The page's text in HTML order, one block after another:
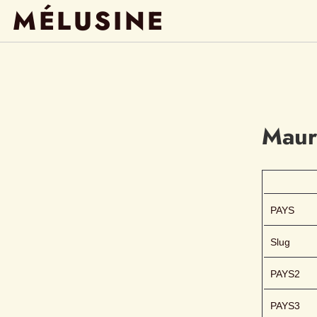
MÉLUSINE
PAYS
Slug
PAYS2
PAYS3